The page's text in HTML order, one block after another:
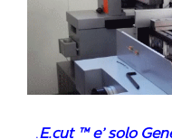
.E.cut ™ e’ solo